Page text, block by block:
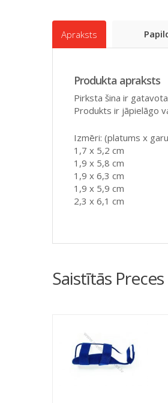
Apraksts
Produkta apraksts
Pirksta šina ir
Produkts ir jāpielāgo
Izmēri: (platums x
1,7 x 5,2 cm
1,9 x 5,8 cm
1,9 x 6,3 cm
1,9 x 5,9 cm
2,3 x 6,1 cm
Saistītās Preces